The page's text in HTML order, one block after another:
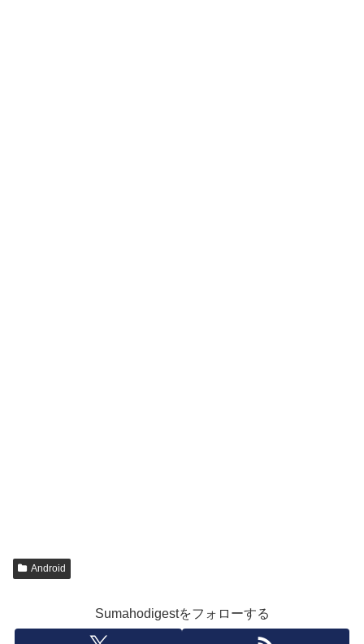
Android
Sumahodigestをフォローする